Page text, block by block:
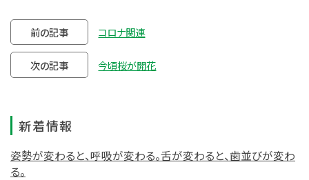
前の記事 コロナ関連
次の記事 今頃桜が開花
新着情報
姿勢が変わると、呼吸が変わる。舌が変わると、歯並びが変わ
る。